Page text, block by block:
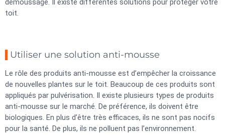
démoussage. Il existe différentes solutions pour protéger votre
toit.
Utiliser une solution anti-mousse
Le rôle des produits anti-mousse est d’empêcher la croissance
de nouvelles plantes sur le toit. Beaucoup de ces produits sont
appliqués par pulvérisation. Il existe plusieurs types de produits
anti-mousse sur le marché. De préférence, ils doivent être
biologiques. En plus d’être très efficaces, ils ne sont pas nocifs
pour la santé. De plus, ils ne polluent pas l’environnement.